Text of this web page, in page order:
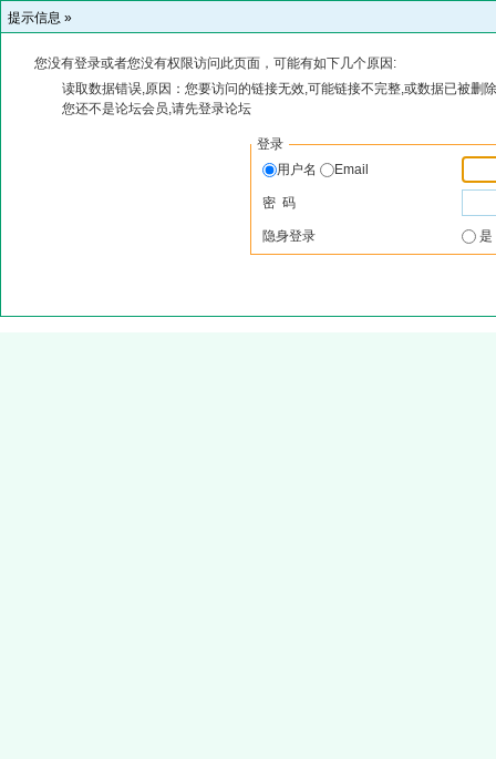
提示信息 »
您没有登录或者您没有权限访问此页面，可能有如下几个原因:
读取数据错误,原因：您要访问的链接无效,可能链接不完整,或数据已被删
您还不是论坛会员,请先登录论坛
登录
用户名
Email
密 码
隐身登录